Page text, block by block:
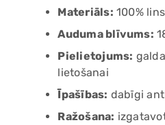
Materiāls: 100% lins
Auduma blīvums:
Pielietojums:
lietošanai
Īpašības: dabīgi
Ražošana: